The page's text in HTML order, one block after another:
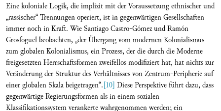
Eine koloniale Logik, die implizit mit der Voraussetzung ethnischer und
„rassischer“ Trennungen operiert, ist in gegenwärtigen Gesellschaften
immer noch in Kraft. Wie Santíago Castro-Gómez und Ramón
Grosfoguel beobachten, „der Übergang vom modernen Kolonialismus
zum globalen Kolonialismus, ein Prozess, der die durch die Moderne
freigesetzten Herrschaftsformen zweifellos modifiziert hat, hat nichts zur
Veränderung der Struktur des Verhältnisses von Zentrum-Peripherie auf
einer globalen Skala beigetragen“.[10] Diese Perspektive führt dazu, dass
gegenwärtige Regierungsformen als in einem sozialen
Klassifikationssystem verankerte wahrgenommen werden; ein